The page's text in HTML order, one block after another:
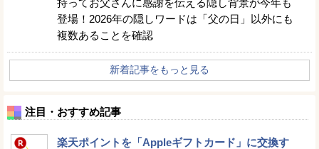
持ってお父さんに感謝を伝える隠し背景が今年も
登場！2026年の隠しワードは「父の日」以外にも
複数あることを確認
新着記事をもっと見る
注目・おすすめ記事
楽天ポイントを「Appleギフトカード」に交換す